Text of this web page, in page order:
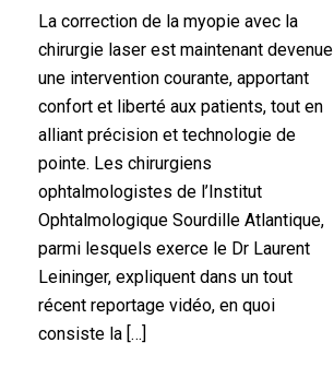
La correction de la myopie avec la
chirurgie laser est maintenant devenue
une intervention courante, apportant
confort et liberté aux patients, tout en
alliant précision et technologie de
pointe. Les chirurgiens
ophtalmologistes de l’Institut
Ophtalmologique Sourdille Atlantique,
parmi lesquels exerce le Dr Laurent
Leininger, expliquent dans un tout
récent reportage vidéo, en quoi
consiste la […]